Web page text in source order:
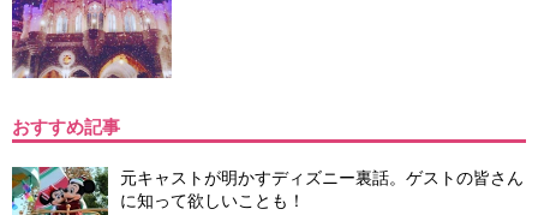
おすすめ記事
元キャストが明かすディズニー裏話。ゲストの皆さん
に知って欲しいことも！